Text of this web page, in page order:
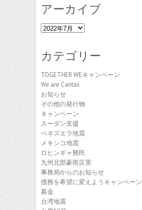
アーカイブ
ア
イ
カテゴリー
TOGETHER WEキャンペーン
We are Caritas
お知らせ
その他の発行物
キャンペーン
スーダン支援
ベネズエラ地震
メキシコ地震
ロヒンギャ難民
九州北部豪雨災害
事務局からのお知らせ
債務を希望に変えようキャンペーン
募金
台湾地震